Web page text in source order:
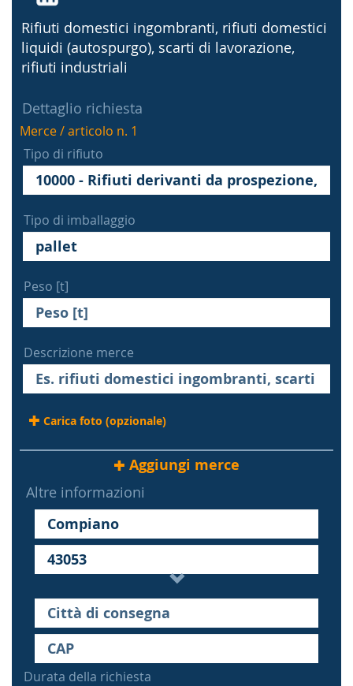
Rifiuti domestici ingombranti, rifiuti domestici
liquidi (autospurgo), scarti di lavorazione,
rifiuti industriali
Dettaglio richiesta
Merce / articolo n. 1
Tipo di rifiuto
Tipo di imballaggio
Peso [t]
Descrizione merce
Carica foto (opzionale)
Aggiungi merce
Altre informazioni
Durata della richiesta